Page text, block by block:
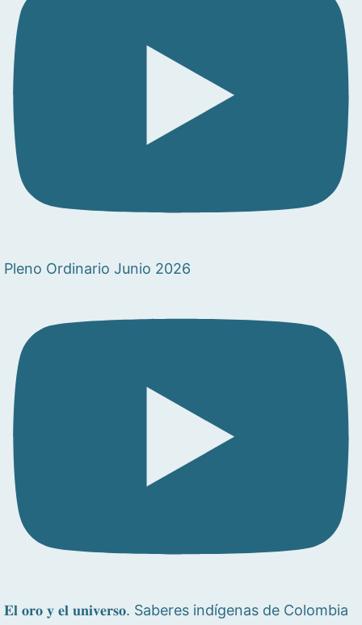
Pleno Ordinario Junio 2026
𝐄𝐥 𝐨𝐫𝐨 𝐲 𝐞𝐥 𝐮𝐧𝐢𝐯𝐞𝐫𝐬𝐨. Saberes indígenas de Colombia